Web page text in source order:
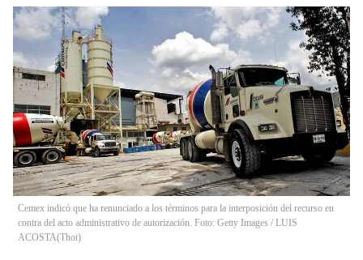
Cemex indicó que ha renunciado a los términos para la interposición del recurso en
contra del acto administrativo de autorización. Foto: Getty Images / LUIS
ACOSTA(Thot)